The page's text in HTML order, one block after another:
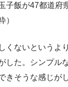
子飯が47都道府
）
くないというよ
した。シンプル
きそうな感じが